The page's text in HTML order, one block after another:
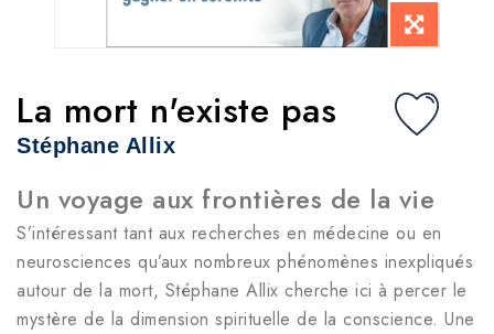
La mort n'existe pas
Stéphane Allix
Un voyage aux frontières de la vie
S’intéressant tant aux recherches en médecine ou en
neurosciences qu’aux nombreux phénomènes inexpliqués
autour de la mort, Stéphane Allix cherche ici à percer le
mystère de la dimension spirituelle de la conscience. Une